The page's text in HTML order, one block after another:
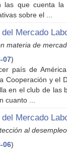
las que cuenta
sobre el ...
Mercado
materia de
07)
país de
Cooperación y el
en el club de las
cuanto ...
Mercado
al desempleo
06)